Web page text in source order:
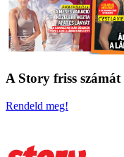
A Story friss számát
Rendeld meg!